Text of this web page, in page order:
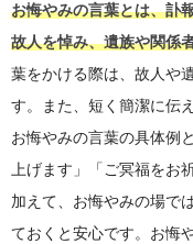
お悔やみの言葉とは、訃
故人を悼み、遺族や関係
葉をかける際は、故人や
す。また、短く簡潔に伝
お悔やみの言葉の具体例
上げます」「ご冥福をお
加えて、お悔やみの場で
ておくと安心です。お悔